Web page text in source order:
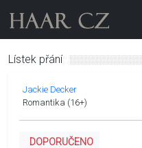
Lístek přání
Jackie Decker
Romantika (16+)
DOPORUČENO